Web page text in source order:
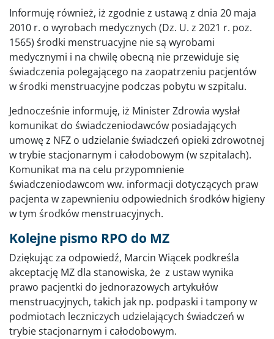
Informuję również, iż zgodnie z ustawą z dnia 20 maja
2010 r. o wyrobach medycznych (Dz. U. z 2021 r. poz.
1565) środki menstruacyjne nie są wyrobami
medycznymi i na chwilę obecną nie przewiduje się
świadczenia polegającego na zaopatrzeniu pacjentów
w środki menstruacyjne podczas pobytu w szpitalu.
Jednocześnie informuję, iż Minister Zdrowia wysłał
komunikat do świadczeniodawców posiadających
umowę z NFZ o udzielanie świadczeń opieki zdrowotnej
w trybie stacjonarnym i całodobowym (w szpitalach).
Komunikat ma na celu przypomnienie
świadczeniodawcom ww. informacji dotyczących praw
pacjenta w zapewnieniu odpowiednich środków higieny
w tym środków menstruacyjnych.
Kolejne pismo RPO do MZ
Dziękując za odpowiedź, Marcin Wiącek podkreśla
akceptację MZ dla stanowiska, że z ustaw wynika
prawo pacjentki do jednorazowych artykułów
menstruacyjnych, takich jak np. podpaski i tampony w
podmiotach leczniczych udzielających świadczeń w
trybie stacjonarnym i całodobowym.